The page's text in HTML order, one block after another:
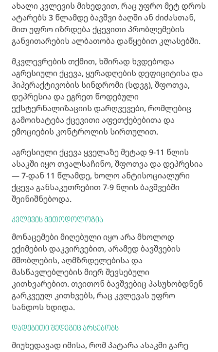
ახალი კვლევის მიხედვით, რაც უფრო მეტ დროს
ატარებს 3 წლამდე ბავშვი ბაღში ან ძიძასთან,
მით უფრო იზრდება ქცევითი პრობლემების
განვითარების ალბათობა დაწყებით კლასებში.
მკვლევრების თქმით, ხშირად ხვდებოდა
აგრესიული ქცევა, ყურადღების დეფიციტისა და
ჰიპერაქტივობის სინდრომი (სდვგ), შფოთვა,
დეპრესია და ეგრეთ წოდებული
ექსტერნალიზაციის დარღვევები, რომლებიც
გამოიხატება ქცევითი აფეთქებებითა და
ემოციების კონტროლის სირთულით.
აგრესიული ქცევა ყველაზე მეტად 9-11 წლის
ასაკში იყო თვალსაჩინო, შფოთვა და დეპრესია
— 7-დან 11 წლამდე, ხოლო ანტისოციალური
ქცევა განსაკუთრებით 7-9 წლის ბავშვებში
შეინიშნებოდა.
კვლევის მეთოდოლოგია
მონაცემები მიღებული იყო არა მხოლოდ
ექიმების დაკვირვებით, არამედ ბავშვების
მშობლების, აღმზრდელებისა და
მასწავლებლების მიერ შევსებული
კითხვარებით. თვითონ ბავშვებიც პასუხობდნენ
გარკვეულ კითხვებს, რაც კვლევას უფრო
სანდოს ხდიდა.
დადებითი შედეგიც არსებობს
მიუხედავად იმისა, რომ პატარა ასაკში გარე